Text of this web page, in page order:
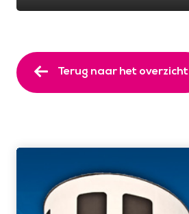
Terug naar het overzicht